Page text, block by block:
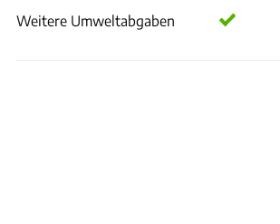
Weitere Umweltabgaben